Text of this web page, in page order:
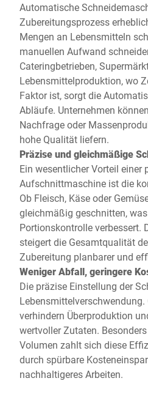
Automatische
Zubereitungsprozess
Mengen an Lebensmitteln
manuellen Aufwand
Cateringbetrieben,
Lebensmittelproduktion, wo
Faktor ist, sorgt die
Abläufe. Unternehmen
Nachfrage oder
hohe Qualität liefern.
Präzise und gleichmäßige
Ein wesentlicher Vorteil einer
Aufschnittmaschine ist die
Ob Fleisch, Käse oder
gleichmäßig geschnitten,
Portionskontrolle verbessert.
steigert die Gesamtqualität
Zubereitung planbarer und
Weniger Abfall, geringere
Die präzise Einstellung der
verhindern Überproduktion
wertvoller Zutaten.
Volumen zahlt sich diese
durch spürbare
nachhaltigeres Arbeiten.